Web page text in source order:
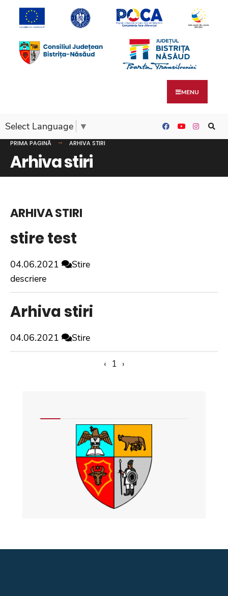
MENU
Select Language ▼
PRIMA PAGINĂ ARHIVA STIRI
Arhiva stiri
ARHIVA STIRI
stire test
04.06.2021
Stire
descriere
Arhiva stiri
04.06.2021 Stire
‹ 1 ›